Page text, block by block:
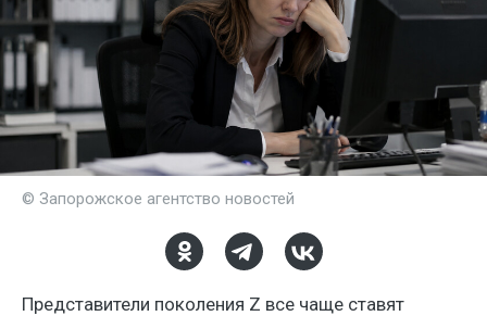
© Запорожское агентство новостей
Представители поколения Z все чаще ставят